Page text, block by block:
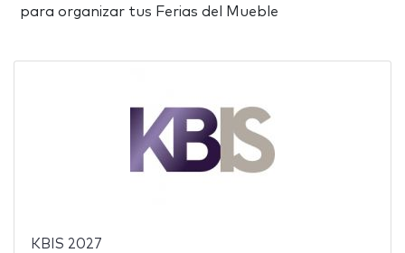
para organizar tus Ferias del Mueble
KBIS 2027